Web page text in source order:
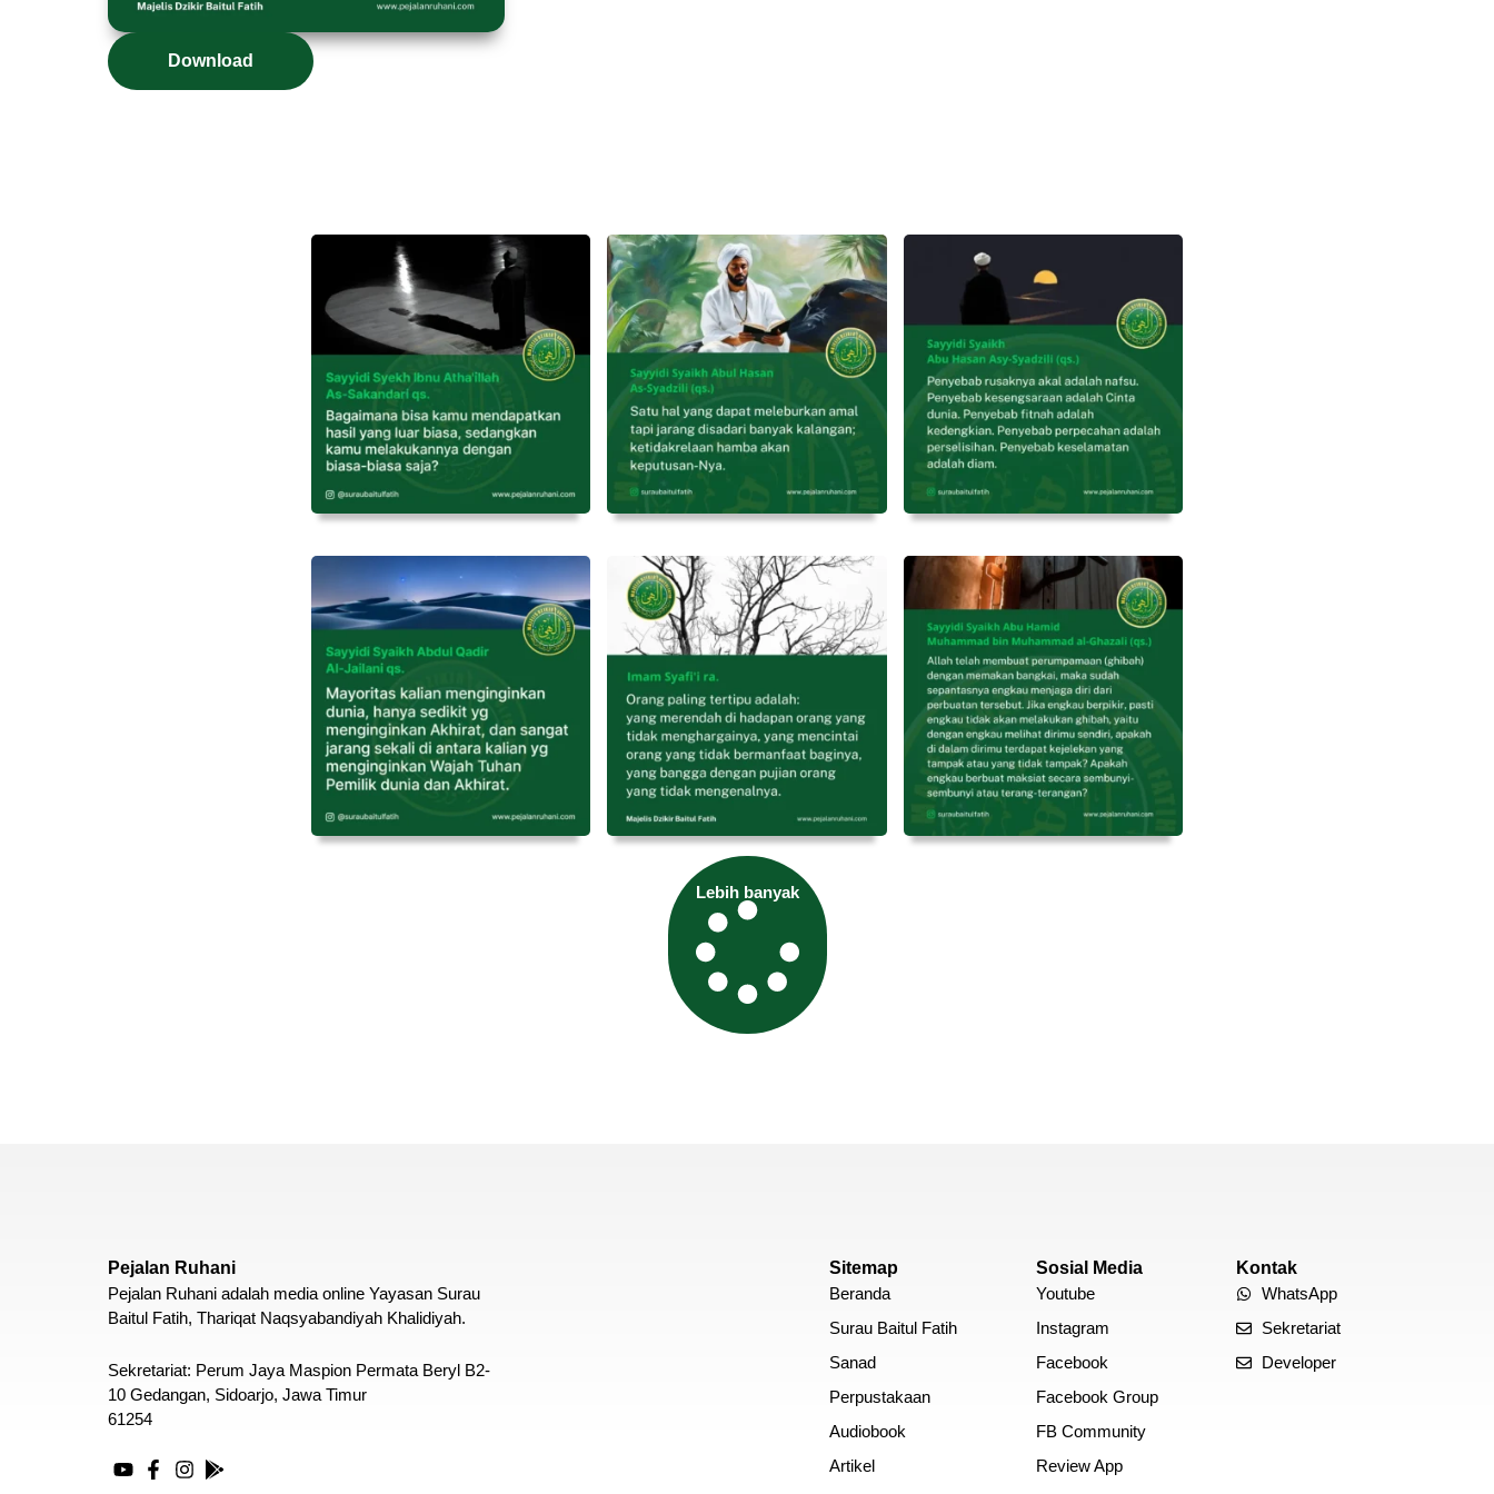
Download
Lebih banyak
Pejalan Ruhani
Pejalan Ruhani adalah media online Yayasan Surau
Baitul Fatih, Thariqat Naqsyabandiyah Khalidiyah.
Sekretariat: Perum Jaya Maspion Permata Beryl B2-
10 Gedangan, Sidoarjo, Jawa Timur
61254
Sitemap
Beranda
Surau Baitul Fatih
Sanad
Perpustakaan
Audiobook
Artikel
Sosial Media
Youtube
Instagram
Facebook
Facebook Group
FB Community
Review App
Kontak
WhatsApp
Sekretariat
Developer